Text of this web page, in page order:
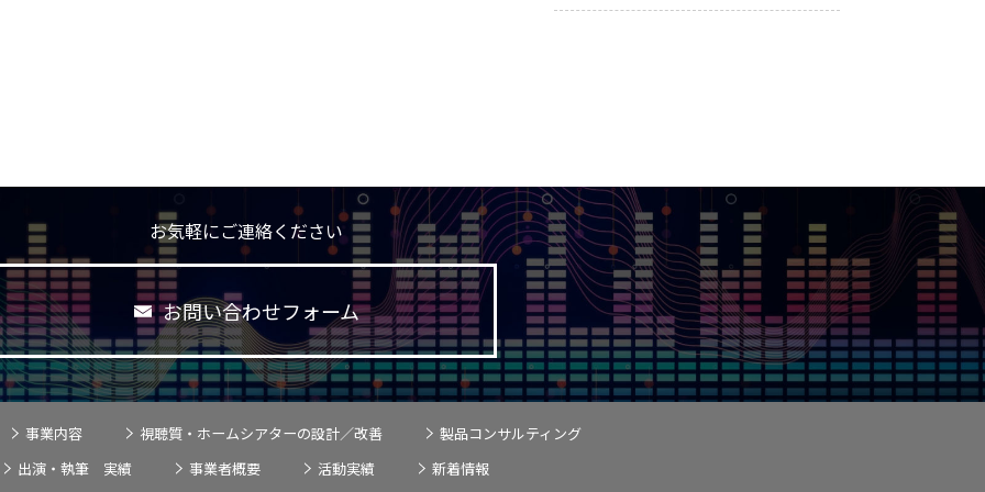
お気軽にご連絡ください
お問い合わせフォーム
事業内容 視聴質・ホームシアターの設計／改善
製品コンサルティング
出演・執筆 実績
事業者概要 活動実績 新着情報